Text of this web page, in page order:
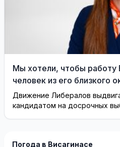
Мы хотели, чтобы работу
человек из его близкого
Висагинское отделение
Движение Либералов
кандидатом на досрочных
Погода в Висагинасе